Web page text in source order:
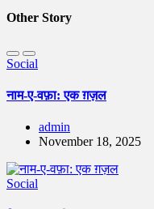
Other Story
Social
नाम-ए-वफ़ा: एक ग़ज़ल
admin
November 18, 2025
Social